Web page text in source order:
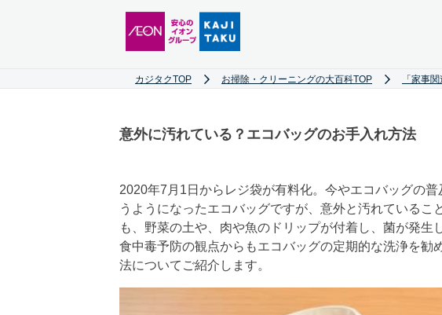
カジタクTOP お掃除・クリーニングの大百科TOP 「家事
意外に汚れている？エコバッグのお手入れ方法
2020年7月1日からレジ袋が有料化。今やエコバッグの
うようになったエコバッグですが、意外と汚れているこ
も、野菜の土や、肉や魚のドリップが付着し、菌が発生
食中毒予防の観点からもエコバッグの定期的な洗浄を勧
法についてご紹介します。